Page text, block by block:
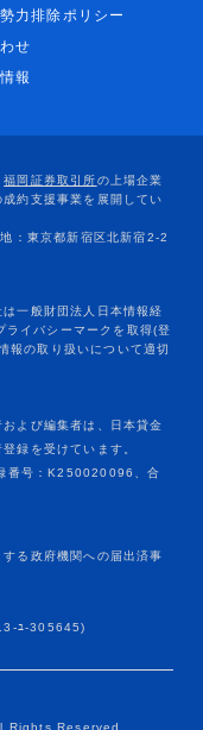
力排除ポリシー
せ
報
よび編集者は、日本貸金
録を受けています。
番号：K250020096、合
る政府機関への届出済事
ﾕ-305645)